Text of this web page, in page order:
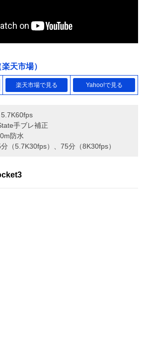
天市場）
楽天市場で見る Yahoo!で見る
手ブレ補正
防水
（5.7K30fps）、75分（8K30fps）